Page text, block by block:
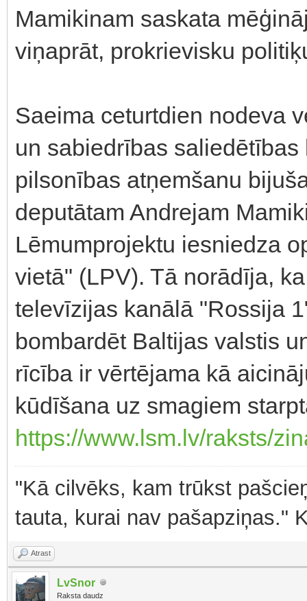
Mamikinam saskata
viņaprāt, prokrievisku
Saeima ceturtdien nodeva
un sabiedrības
pilsonības atņemšanu
deputātam Andrejam
Lēmumprojektu iesniedza
vietā" (LPV). Tā norādīja,
televīzijas kanālā "Rossija
bombardēt Baltijas valstis
rīcība ir vērtējama kā
kūdīšana uz smagiem
https://www.lsm.lv/raksts/
"Kā cilvēks, kam trūkst
tauta, kurai nav pašapziņas."
Atrast
LvSnor
Raksta daudz